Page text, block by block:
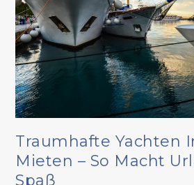
Traumhafte Yachten
Mieten – So Macht
Spaß